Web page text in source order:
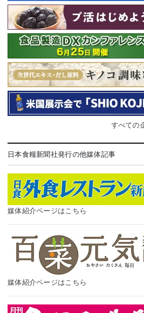
すべての
日本食糧新聞社発行の他媒体記事
媒体紹介ページはこちら
媒体紹介ページはこちら